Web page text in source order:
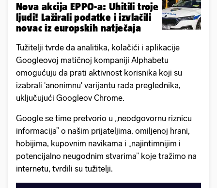
Nova akcija EPPO-a: Uhitili troje
ljudi! Lažirali podatke i izvlačili
novac iz europskih natječaja
Tužitelji tvrde da analitika, kolačići i aplikacije
Googleovoj matičnoj kompaniji Alphabetu
omogućuju da prati aktivnost korisnika koji su
izabrali 'anonimnu' varijantu rada preglednika,
uključujući Googleov Chrome.
Google se time pretvorio u „neodgovornu riznicu
informacija” o našim prijateljima, omiljenoj hrani,
hobijima, kupovnim navikama i „najintimnijim i
potencijalno neugodnim stvarima” koje tražimo na
internetu, tvrdili su tužitelji.